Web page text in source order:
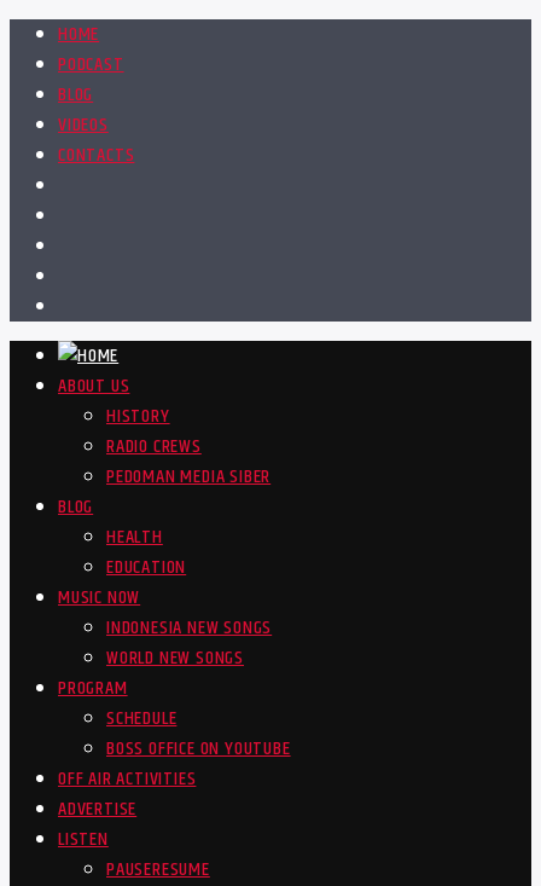
HOME
PODCAST
BLOG
VIDEOS
CONTACTS
ABOUT US
HISTORY
RADIO CREWS
PEDOMAN MEDIA SIBER
BLOG
HEALTH
EDUCATION
MUSIC NOW
INDONESIA NEW SONGS
WORLD NEW SONGS
PROGRAM
SCHEDULE
BOSS OFFICE ON YOUTUBE
OFF AIR ACTIVITIES
ADVERTISE
LISTEN
PAUSERESUME